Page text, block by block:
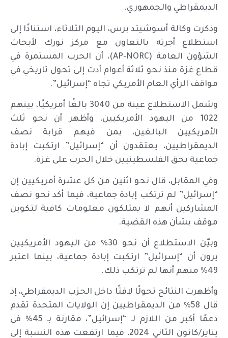
الديمقراطي والجمهوري.
وذكرت وكالة أسوشيتد برس، اليوم الثلاثاء، استنادًا إلى
استطلاع أجرته بالتعاون مع مركز نورك لأبحاث
الشؤون العامة (AP-NORC)، أن الحرب المستمرة في
قطاع غزة منذ نحو ثلاثة أعوام أدت إلى تحول تاريخي في
مواقف الرأي العام الأمريكي تجاه “إسرائيل”.
وشمل الاستطلاع عينة من 3040 بالغًا أمريكيًا، بينهم
1022 من اليهود الأمريكيين، وأظهر أن نحو ثلث
الأمريكيين البالغين، بمن فيهم قرابة نصف
الديمقراطيين، يعتقدون أن “إسرائيل” ارتكبت إبادة
جماعية بحق الفلسطينيين خلال الحرب على غزة.
وفي المقابل، قال نحو اثنين من كل عشرة أمريكيين إن
“إسرائيل” لم ترتكب إبادة جماعية، فيما أكد نحو نصف
المشاركين أنهم لا يمتلكون معلومات كافية لتكوين
موقف بشأن هذه القضية.
وبيّن الاستطلاع أن نحو 30% من اليهود الأمريكيين
يرون أن “إسرائيل” ارتكبت إبادة جماعية، بينما اعتبر
49% منهم أنها لم ترتكب ذلك.
وأظهرت النتائج تحولًا لافتًا داخل الحزب الديمقراطي، إذ
قال 58% من الديمقراطيين إن الولايات المتحدة تقدم
دعمًا أكبر من اللازم لـ “إسرائيل”، مقارنة بـ 45% في
يناير/كانون الثاني 2024، فيما ارتفعت هذه النسبة إلى